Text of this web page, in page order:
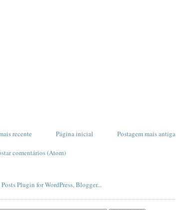
recente Postagem mais antiga
Página inicial
comentários (Atom)